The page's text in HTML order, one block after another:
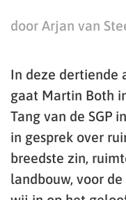
door Arjan van
In deze dertiende
gaat Martin Both
Tang van de SGP
in gesprek over
breedste zin,
landbouw, voor